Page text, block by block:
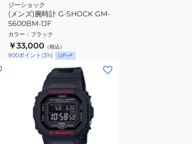
ジーショック
(メンズ)腕時計 G‐SHOCK GM-
5600BM-1JF
カラー ： ブラック
￥33,000 （税込）
900ポイント (3%) UP